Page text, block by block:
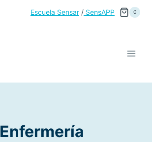
Escuela Sensar/SensAPP 0
Enfermería